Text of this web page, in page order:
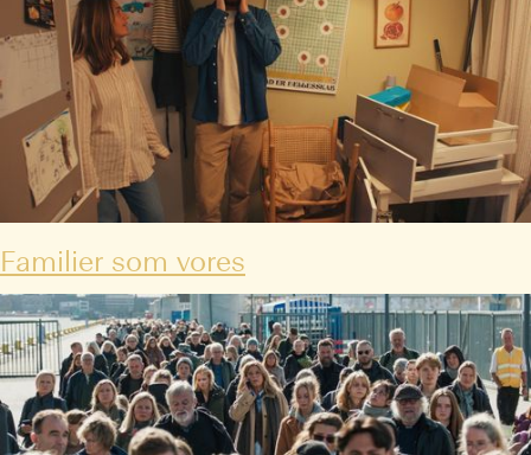
Familier som vores